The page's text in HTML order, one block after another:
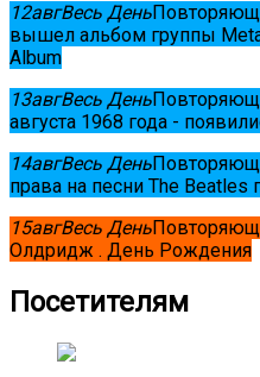
12авгВесь День
вышел альбом группы
Album
13авгВесь День
августа 1968 года -
14авгВесь День
права на песни The
15авгВесь День
Олдридж . День Рождения
Посетителям